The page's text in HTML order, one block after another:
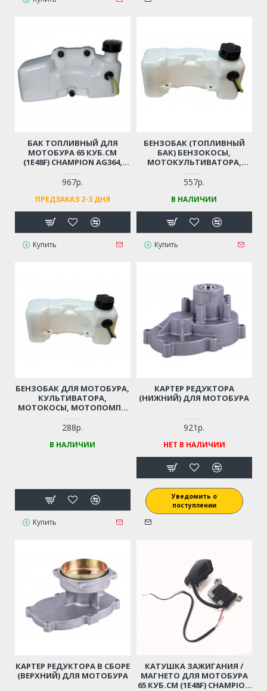
БАК ТОПЛИВНЫЙ ДЛЯ
МОТОБУРА 65 КУБ.СМ
(1E48F) CHAMPION AG364,
HUTER GGD-62; ADA DRILL 7
(064154100)
967р.
ПРЕДЗАКАЗ 2-3 ДНЯ
Купить
БЕНЗОБАК (ТОПЛИВНЫЙ
БАК) БЕНЗОКОСЫ,
МОТОКУЛЬТИВАТОРА,
43 СМ3, 52 СМ3 (ДВИГАТЕЛЬ
1E40F, 1E44F)
557р.
В НАЛИЧИИ
Купить
БЕНЗОБАК ДЛЯ МОТОБУРА,
КУЛЬТИВАТОРА,
МОТОКОСЫ, МОТОПОМПЫ
1E40F, 1E44F)
288р.
В НАЛИЧИИ
Купить
КАРТЕР РЕДУКТОРА
(НИЖНИЙ) ДЛЯ МОТОБУРА
921р.
НЕТ В НАЛИЧИИ
Уведомить о
поступлении
КАРТЕР РЕДУКТОРА В СБОРЕ
(ВЕРХНИЙ) ДЛЯ МОТОБУРА
КАТУШКА ЗАЖИГАНИЯ /
МАГНЕТО ДЛЯ МОТОБУРА
65 КУБ.СМ (1E48F) CHAMPION